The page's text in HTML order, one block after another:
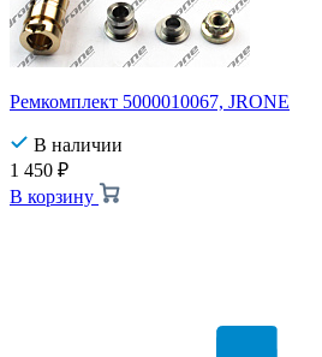
Ремкомплект 5000010067, JRONE
В наличии
1 450 ₽
В корзину